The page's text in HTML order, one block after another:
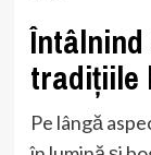
tradițiile
Pe lângă